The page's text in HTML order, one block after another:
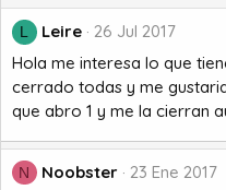
L Leire
26 Jul 2017
Hola me interesa lo que
cerrado todas y me
que abro 1 y me la cierran
N Noobster
23 Ene 2017